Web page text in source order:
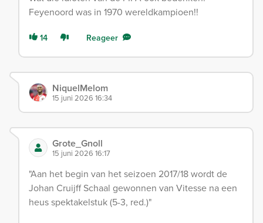
Feyenoord was in 1970 wereldkampioen!!
14 Reageer
NiquelMelom
15 juni 2026 16:34
Grote_Gnoll
15 juni 2026 16:17
"Aan het begin van het seizoen 2017/18 wordt de
Johan Cruijff Schaal gewonnen van Vitesse na een
heus spektakelstuk (5-3, red.)"